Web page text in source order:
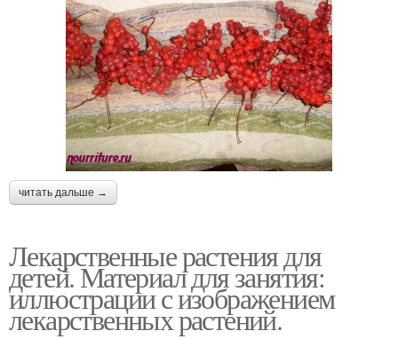
читать дальше →
Лекарственные растения для
детей. Материал для занятия:
иллюстрации с изображением
лекарственных растений.